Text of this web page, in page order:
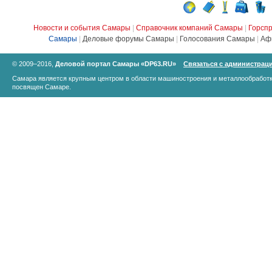
Новости и события Самары Справочник компаний Самары
Самары
Деловые форумы Самары Голосования Самары
© 2009–2016, Деловой портал Самары «DP63.RU»
Связаться с
Самара является крупным центром в области машиностроения и
посвящен Самаре.